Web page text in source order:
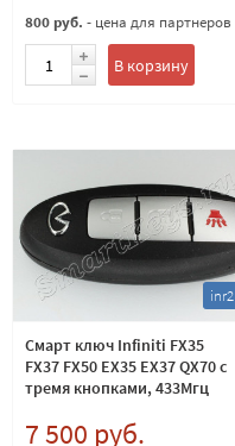
800 руб. - цена для партнеров
В корзину
inr2
Смарт ключ Infiniti FX35
FX37 FX50 EX35 EX37 QX70 с
тремя кнопками, 433Мгц
7 500 руб.